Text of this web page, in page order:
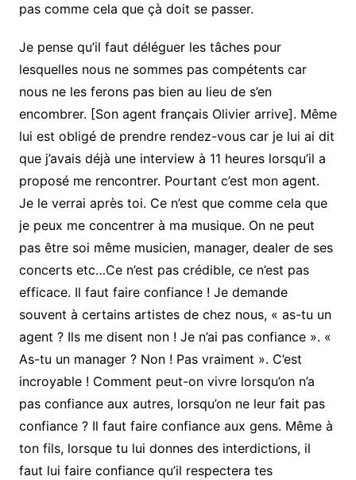
pas comme cela que çà doit se passer.
Je pense qu’il faut déléguer les tâches pour
lesquelles nous ne sommes pas compétents car
nous ne les ferons pas bien au lieu de s’en
encombrer. [Son agent français Olivier arrive]. Même
lui est obligé de prendre rendez-vous car je lui ai dit
que j’avais déjà une interview à 11 heures lorsqu’il a
proposé me rencontrer. Pourtant c’est mon agent.
Je le verrai après toi. Ce n’est que comme cela que
je peux me concentrer à ma musique. On ne peut
pas être soi même musicien, manager, dealer de ses
concerts etc…Ce n’est pas crédible, ce n’est pas
efficace. Il faut faire confiance ! Je demande
souvent à certains artistes de chez nous, « as-tu un
agent ? Ils me disent non ! Je n’ai pas confiance ». «
As-tu un manager ? Non ! Pas vraiment ». C’est
incroyable ! Comment peut-on vivre lorsqu’on n’a
pas confiance aux autres, lorsqu’on ne leur fait pas
confiance ? Il faut faire confiance aux gens. Même à
ton fils, lorsque tu lui donnes des interdictions, il
faut lui faire confiance qu’il respectera tes